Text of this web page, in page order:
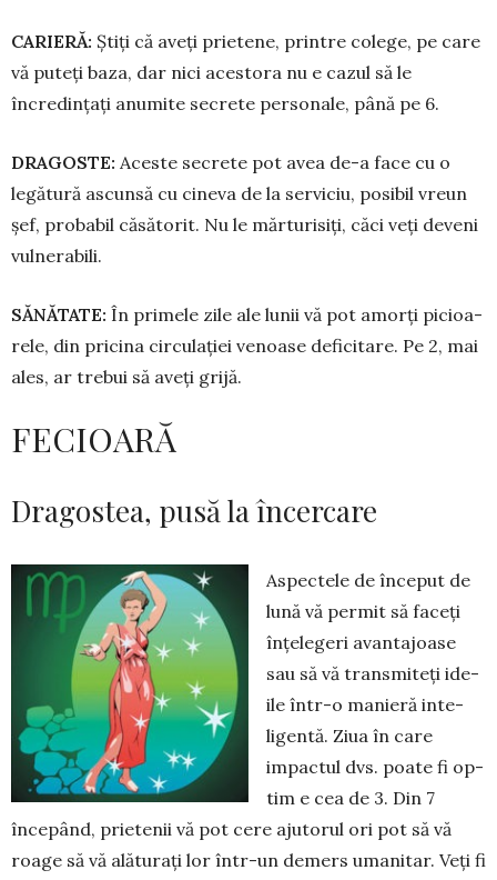
CARIERĂ: Știți că aveți prietene, printre colege, pe care
vă puteți baza, dar nici acestora nu e cazul să le
încredințați anumite secrete personale, până pe 6.
DRAGOSTE: Aceste secrete pot avea de-a face cu o
legătură ascunsă cu ci­neva de la serviciu, posibil vre­un
șef, probabil căsătorit. Nu le măr­tu­risiți, căci veți deveni
vulne­rabili.
SĂNĂTATE: În primele zile ale lu­nii vă pot amorți pi­cioa­
rele, din pricina circulației venoa­se deficitare. Pe 2, mai
ales, ar trebui să aveți grijă.
FECIOARĂ
Dragostea, pusă la încercare
Aspectele de început de
lună vă permit să faceți
înțelegeri avantajoase
sau să vă transmiteți ide­
ile într-o manieră inte­
ligentă. Zi­ua în care
impactul dvs. poate fi op­
tim e cea de 3. Din 7
începând, prie­tenii vă pot cere ajutorul ori pot să vă
roage să vă alăturați lor într-un de­mers umanitar. Veți fi